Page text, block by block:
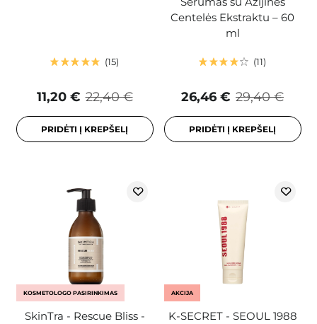
15
22,40 €
11,20 €
PRIDĖTI Į KREPŠELĮ
Centelės Ekstraktu – 60
ml
11
29,40 €
26,46 €
PRIDĖTI Į KREPŠELĮ
KOSMETOLOGO PASIRINKIMAS
SkinTra - Rescue Bliss -
AKCIJA
K-SECRET - SEOUL 1988